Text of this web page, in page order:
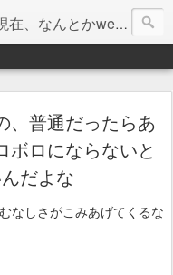
系の仕事で食べています。このブログで扱う問題は「この世とはなにか」「人生とはなにか」「人間とはなにか」「強迫神経症の原因と解決法」「うつ病の原因と寄り添う方法」「家族の問題」などについてです。
、普通だったらあ
ボロにならないと
だよな
なしさがこみあげてくるな